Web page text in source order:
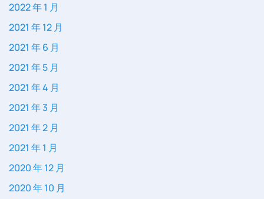
2022 年 1 月
2021 年 12 月
2021 年 6 月
2021 年 5 月
2021 年 4 月
2021 年 3 月
2021 年 2 月
2021 年 1 月
2020 年 12 月
2020 年 10 月